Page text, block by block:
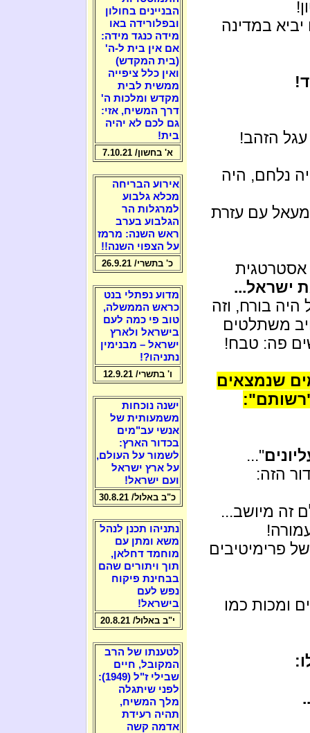
במדינה
הזהב!
נלחם, היה
עם עזרת
ישראל...
לארץ (1991), צה"ל היה בורח, וזה
משתלטים
פה: טבח!
צבא שמים שנמצאים
"...
הזה:
זה מיושב...
פרימיטיבים
ומכות כמו
הבניינים בחולון
ובפלורידה באו
מידה כנגד מידה:
אם אין בית ל-ה'
(בית המקדש)
ואין כלל ציפייה
ממשית לבית
מקדש ומלכות ה'
דרך המשיח, אזי:
גם לכם לא יהיה
בית!
א' בחשון/ 7.10.21
אירוע הבריחה
מכלא גלבוע
למרגלות הר
הגלבוע בערב
ראש השנה: מרמז
על הצפוי השנה!!
כ' בתשרי/ 26.9.21
מדוע נפתלי בנט
כראש הממשלה,
טוב פי כמה לעם
בישראל ולארץ
ישראל – מבנימין
נתניהו?!
ו' בתשרי/ 12.9.21
ישנה נוכחות
משמעותית של
אנשי עב"מים
בכדור הארץ:
לשמור על העולם,
על ארץ ישראל
ועם ישראל!
כ"ב באלול/ 30.8.21
נתניהו תכנן לנהל
משא ומתן עם
מוחמד דחלאן,
תוך ויתורים שהם
בבחינת פיקוח
נפש לעם
בישראל!
י"ב באלול/ 20.8.21
לטענתו של הרב
המקובל, חיים
שבילי ז"ל (1949):
לפני שיתגלה
מלך המשיח,
תהיה רעידת
אדמה קשה